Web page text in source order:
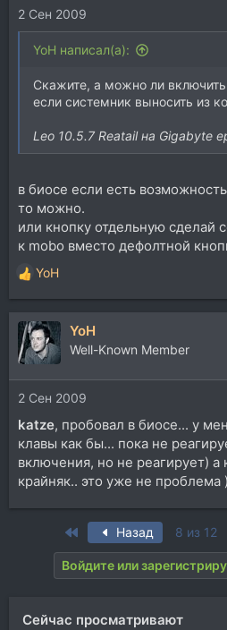
2 Сен 2009
YoH написал(а):
Скажите, а можно ли
если системник выносить из
Leo 10.5.7 Reatail на Gigabyte
в биосе если есть
то можно.
или кнопку отдельную сделай
к mobo вместо дефолтной
Р
е
а
к
ц
и
и
:
YoH
YoH
Well-Known Member
2 Сен 2009
katze, пробовал в биосе... у
клавы как бы... пока не
включения, но не реагирует) а
крайняк.. это уже не проблема )
First Назад 8 из 12
Войдите или
Сейчас просматривают